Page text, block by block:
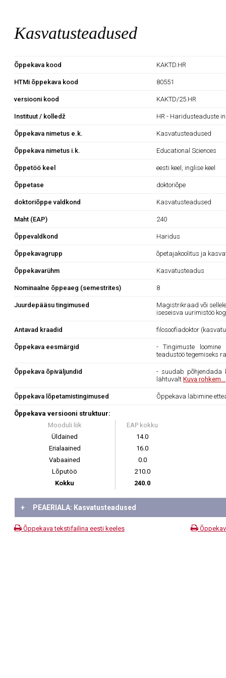
Kasvatusteadused
Õppekava kood KAKTD.HR
HTMi õppekava kood 80551
versiooni kood KAKTD/25.HR
Instituut / kolledž HR - Haridusteaduste
Õppekava nimetus e.k. Kasvatusteadused
Õppekava nimetus i.k. Educational Sciences
Õppetöö keel eesti keel, inglise keel
Õppetase doktoriõpe
doktoriõppe valdkond Kasvatusteadused
Maht (EAP) 240
Õppevaldkond Haridus
Õppekavagrupp õpetajakoolitus ja
Õppekavarühm Kasvatusteadus
Nominaalne õppeaeg (semestrites) 8
Juurdepääsu tingimused
Magistrikraad või
iseseisva uurimistöö
Antavad kraadid filosoofiadoktor
Õppekava eesmärgid
- Tingimuste loomine
teadustöö tegemiseks
Õppekava õpiväljundid
- suudab põhjendada
lähtuvalt Kuva rohkem...
Õppekava lõpetamistingimused Õppekava läbimine
Õppekava versiooni struktuur:
Mooduli liik
EAP kokku
Üldained
14.0
Erialaained
16.0
Vabaained
0.0
Lõputöö
210.0
Kokku
240.0
+ PEAERIALA: Kasvatusteadused
Õppekava tekstifailina eesti keeles